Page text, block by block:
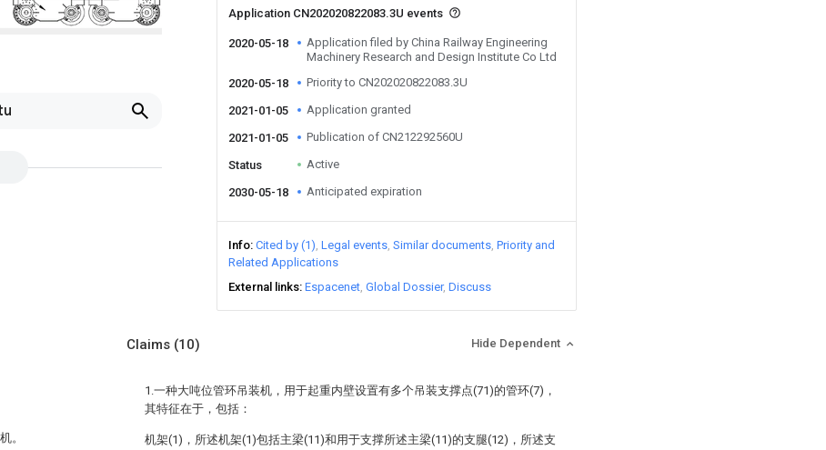
Application CN202020822083.3U events
2020-05-18
Application filed by China Railway Engineering
Machinery Research and Design Institute Co Ltd
2020-05-18
Priority to CN202020822083.3U
2021-01-05 Application granted
2021-01-05 Publication of CN212292560U
Status Active
2030-05-18 Anticipated expiration
Info Cited by (1) Legal events Similar documents Priority and
Related Applications
External links Espacenet Global Dossier Discuss
。
Claims (10) Hide Dependent
1.一种大吨位管环吊装机，用于起重内壁设置有多个吊装支撑点(71)的管环(7)，
其特征在于，包括：
机架(1)，所述机架(1)包括主梁(11)和用于支撑所述主梁(11)的支腿(12)，所述支